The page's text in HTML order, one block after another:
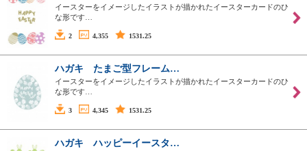
イースターをイメージしたイラストが描かれたイースターカードのひ
な形です…
2 4,355 1531.25
ハガキ たまご型フレーム…
イースターをイメージしたイラストが描かれたイースターカードのひ
な形です…
3 4,345 1531.25
ハガキ ハッピーイースタ…